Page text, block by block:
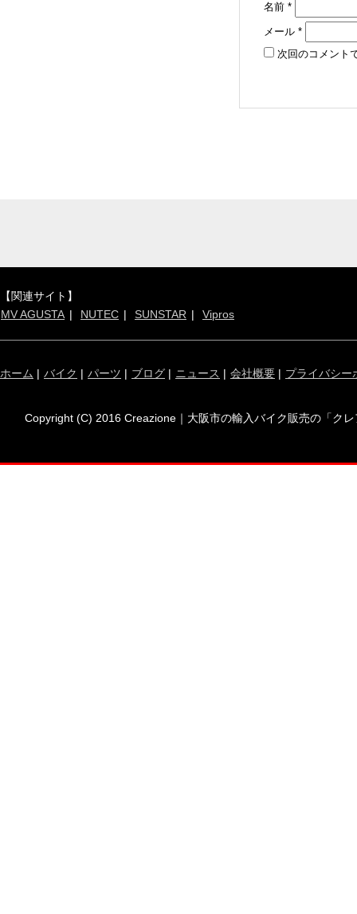
名前 *
メール *
次回のコメント
【関連サイト】
MV AGUSTA
NUTEC SUNSTAR Vipros
ホーム | バイク | パーツ | ブログ | ニュース | 会社概要 | プライバシー
Copyright (C) 2016 Creazione｜大阪市の輸入バイク販売の「ク